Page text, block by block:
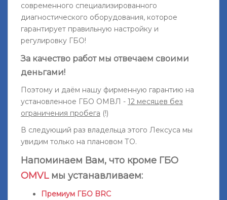
современного специализированного
диагностического оборудования, которое
гарантирует правильную настройку и
регулировку ГБО!
За качество работ мы отвечаем своими
деньгами!
Поэтому и даём нашу фирменную гарантию на
установленное ГБО ОМВЛ - 12 месяцев без
ограничения пробега (!)
В следующий раз владельца этого Лексуса мы
увидим только на плановом ТО.
Напоминаем Вам, что кроме ГБО
OMVLмы устанавливаем:
Премиум ГБО BRC